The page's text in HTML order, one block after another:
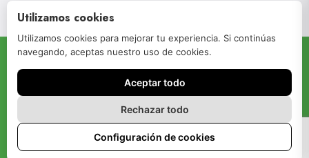
Aviso legal
Política de privacidad
Política de cookies
Utilizamos cookies
Utilizamos cookies para mejorar tu experiencia. Si continúas
navegando, aceptas nuestro uso de cookies.
Aceptar todo
Rechazar todo
Configuración de cookies